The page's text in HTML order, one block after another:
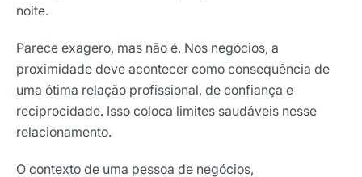
noite.
Parece exagero, mas não é. Nos negócios, a
proximidade deve acontecer como consequência de
uma ótima relação profissional, de confiança e
reciprocidade. Isso coloca limites saudáveis nesse
relacionamento.
O contexto de uma pessoa de negócios,